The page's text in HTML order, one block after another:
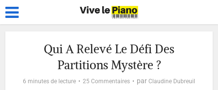
Qui A Relevé Le Défi Des
Partitions Mystère ?
6 minutes de lecture 25 Commentaires par Claudine Dubreuil